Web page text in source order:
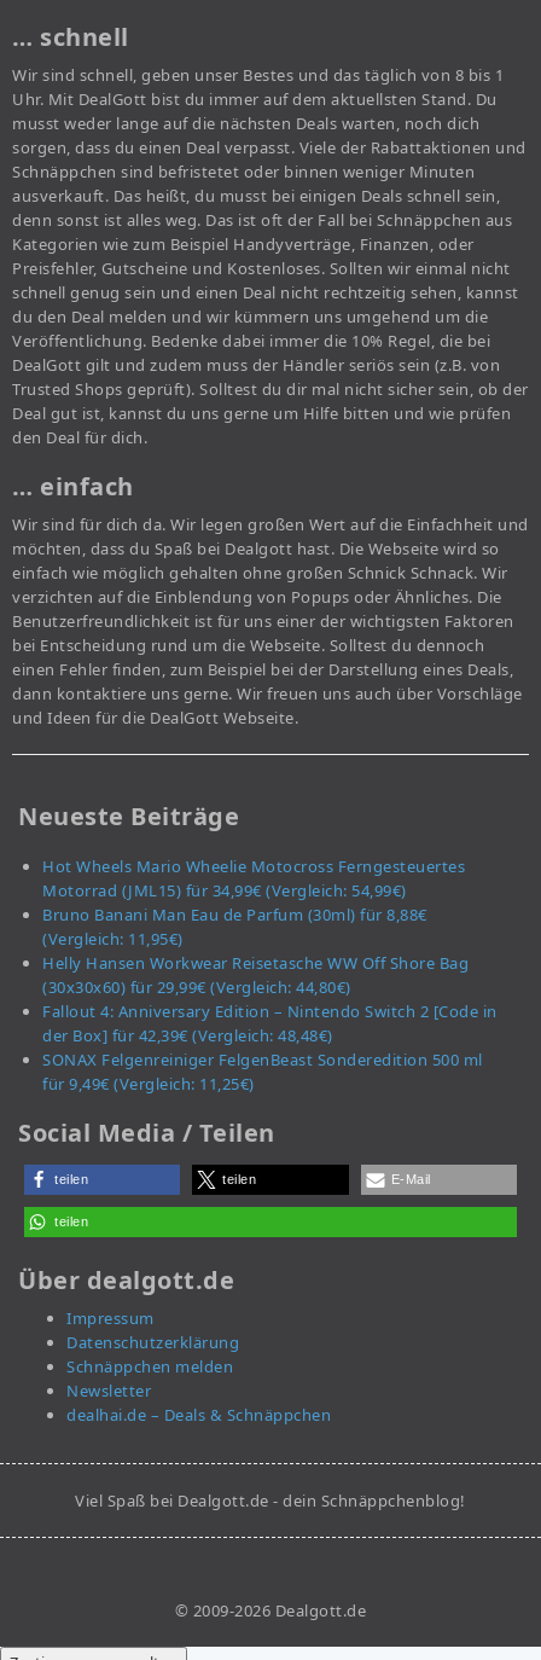
… schnell
Wir sind schnell, geben unser Bestes und das täglich von 8 bis 1
Uhr. Mit DealGott bist du immer auf dem aktuellsten Stand. Du
musst weder lange auf die nächsten Deals warten, noch dich
sorgen, dass du einen Deal verpasst. Viele der Rabattaktionen und
Schnäppchen sind befristetet oder binnen weniger Minuten
ausverkauft. Das heißt, du musst bei einigen Deals schnell sein,
denn sonst ist alles weg. Das ist oft der Fall bei Schnäppchen aus
Kategorien wie zum Beispiel Handyverträge, Finanzen, oder
Preisfehler, Gutscheine und Kostenloses. Sollten wir einmal nicht
schnell genug sein und einen Deal nicht rechtzeitig sehen, kannst
du den Deal melden und wir kümmern uns umgehend um die
Veröffentlichung. Bedenke dabei immer die 10% Regel, die bei
DealGott gilt und zudem muss der Händler seriös sein (z.B. von
Trusted Shops geprüft). Solltest du dir mal nicht sicher sein, ob der
Deal gut ist, kannst du uns gerne um Hilfe bitten und wie prüfen
den Deal für dich.
… einfach
Wir sind für dich da. Wir legen großen Wert auf die Einfachheit und
möchten, dass du Spaß bei Dealgott hast. Die Webseite wird so
einfach wie möglich gehalten ohne großen Schnick Schnack. Wir
verzichten auf die Einblendung von Popups oder Ähnliches. Die
Benutzerfreundlichkeit ist für uns einer der wichtigsten Faktoren
bei Entscheidung rund um die Webseite. Solltest du dennoch
einen Fehler finden, zum Beispiel bei der Darstellung eines Deals,
dann kontaktiere uns gerne. Wir freuen uns auch über Vorschläge
und Ideen für die DealGott Webseite.
Neueste Beiträge
Hot Wheels Mario Wheelie Motocross Ferngesteuertes
Motorrad (JML15) für 34,99€ (Vergleich: 54,99€)
Bruno Banani Man Eau de Parfum (30ml) für 8,88€
(Vergleich: 11,95€)
Helly Hansen Workwear Reisetasche WW Off Shore Bag
(30x30x60) für 29,99€ (Vergleich: 44,80€)
Fallout 4: Anniversary Edition – Nintendo Switch 2 [Code in
der Box] für 42,39€ (Vergleich: 48,48€)
SONAX Felgenreiniger FelgenBeast Sonderedition 500 ml
für 9,49€ (Vergleich: 11,25€)
Social Media / Teilen
teilen teilen E-Mail
teilen
Über dealgott.de
Impressum
Datenschutzerklärung
Schnäppchen melden
Newsletter
dealhai.de – Deals & Schnäppchen
Viel Spaß bei Dealgott.de - dein Schnäppchenblog!
© 2009-2026 Dealgott.de